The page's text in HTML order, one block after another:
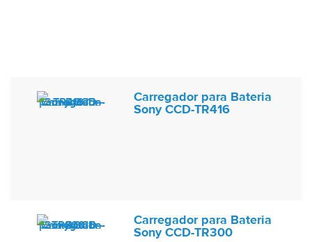
Carregador para Bateria
Sony CCD-TR416
Carregador para Bateria
Sony CCD-TR300